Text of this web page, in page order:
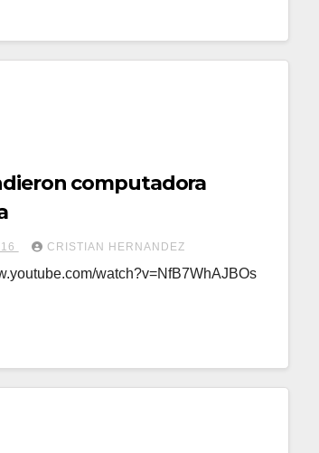
computadora
CRISTIAN HERNANDEZ
watch?v=NfB7WhAJBOs